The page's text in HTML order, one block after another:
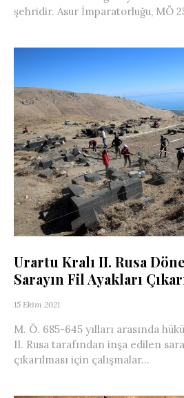
şehridir. Asur İmparatorluğu, MÖ
Urartu Kralı II. Rusa
Sarayın Fil Ayakları
15 Ekim 2021
M. Ö. 685-645 yılları arasında
II. Rusa tarafından inşa edilen
çıkarılması için çalışmalar...